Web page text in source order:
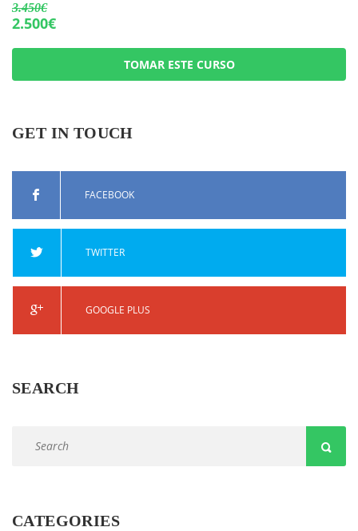
3.450€
2.500€
TOMAR ESTE CURSO
GET IN TOUCH
FACEBOOK
TWITTER
GOOGLE PLUS
SEARCH
CATEGORIES